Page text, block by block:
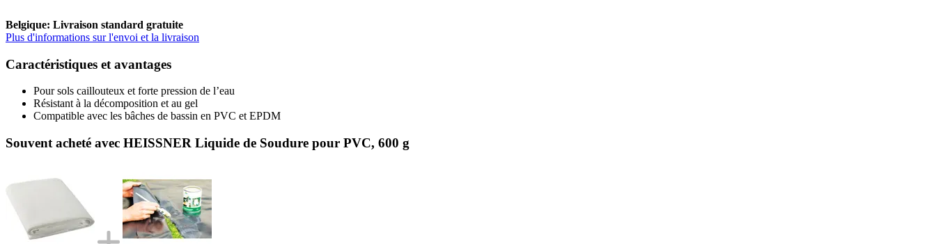
Belgique: Livraison standard gratuite
Plus d'informations sur l'envoi et la livraison
Caractéristiques et avantages
Pour sols caillouteux et forte pression de l’eau
Résistant à la décomposition et au gel
Compatible avec les bâches de bassin en PVC et EPDM
Souvent acheté avec HEISSNER Liquide de Soudure pour PVC, 600 g